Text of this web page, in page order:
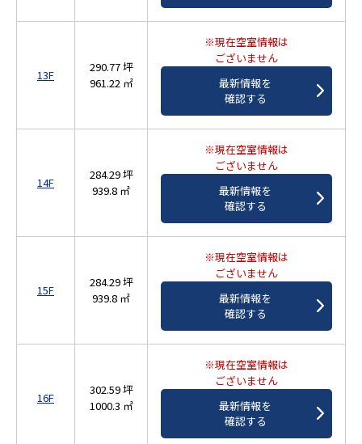
13F
290.77 坪
961.22 ㎡
※現在空室情報は
ございません
最新情報を
確認する
14F
284.29 坪
939.8 ㎡
※現在空室情報は
ございません
最新情報を
確認する
15F
284.29 坪
939.8 ㎡
※現在空室情報は
ございません
最新情報を
確認する
16F
302.59 坪
1000.3 ㎡
※現在空室情報は
ございません
最新情報を
確認する